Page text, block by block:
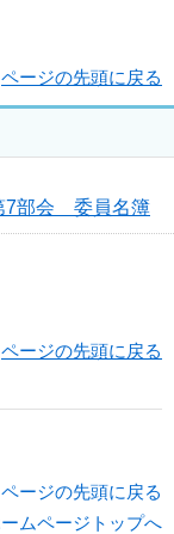
ページの先頭に戻る
7部会 委員名簿
ページの先頭に戻る
ページの先頭に戻る
ムページトップへ